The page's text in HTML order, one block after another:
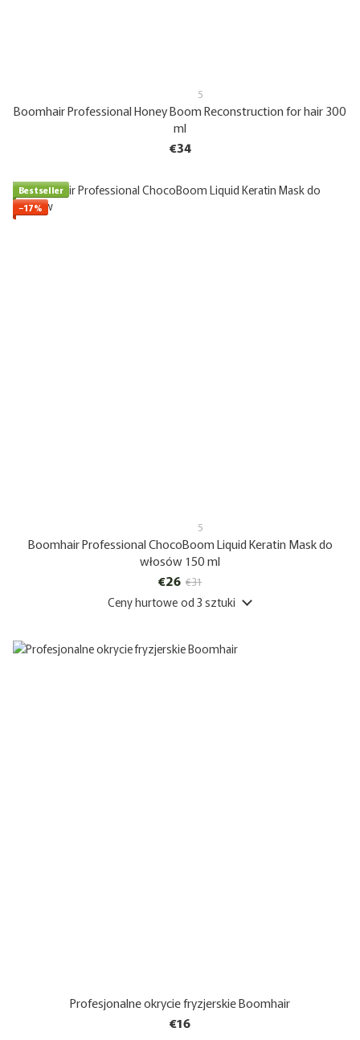
5
Boomhair Professional Honey Boom Reconstruction for hair 300
ml
€34
Bestseller
−17%
5
Boomhair Professional ChocoBoom Liquid Keratin Mask do
włosów 150 ml
€26 €31
Ceny hurtowe od 3 sztuki
Profesjonalne okrycie fryzjerskie Boomhair
€16